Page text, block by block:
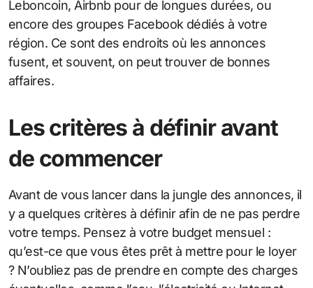
Leboncoin, Airbnb pour de longues durées, ou
encore des groupes Facebook dédiés à votre
région. Ce sont des endroits où les annonces
fusent, et souvent, on peut trouver de bonnes
affaires.
Les critères à définir avant
de commencer
Avant de vous lancer dans la jungle des annonces, il
y a quelques critères à définir afin de ne pas perdre
votre temps. Pensez à votre budget mensuel :
qu’est-ce que vous êtes prêt à mettre pour le loyer
? N’oubliez pas de prendre en compte des charges